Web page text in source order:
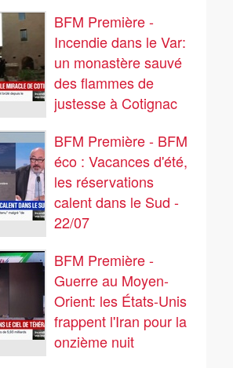
BFM Première -
Incendie dans le Var:
un monastère sauvé
des flammes de
justesse à Cotignac
BFM Première - BFM
éco : Vacances d'été,
les réservations
calent dans le Sud -
22/07
BFM Première -
Guerre au Moyen-
Orient: les États-Unis
frappent l'Iran pour la
onzième nuit